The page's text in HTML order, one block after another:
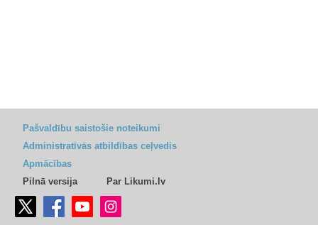
Pašvaldību saistošie noteikumi
Administratīvās atbildības ceļvedis
Apmācības
Pilnā versija
Par Likumi.lv